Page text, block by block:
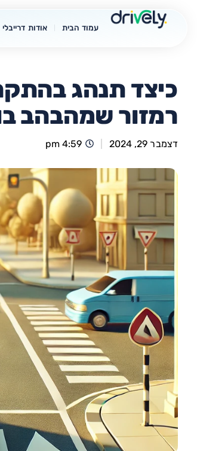
עמוד הבית אודות דרייבלי
כיצד תנהג
רמזור שמהבהב
דצמבר 29, 2024 4:59 pm